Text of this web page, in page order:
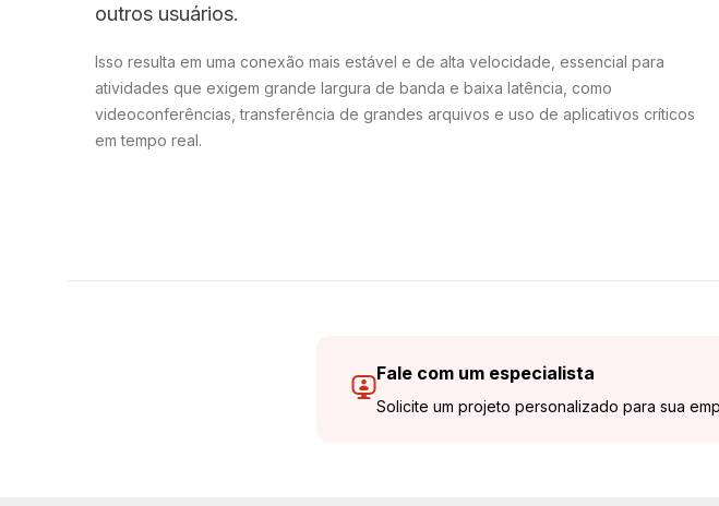
outros usuários.
Isso resulta em uma conexão mais estável e de alta velocidade, essencial para
atividades que exigem grande largura de banda e baixa latência, como
videoconferências, transferência de grandes arquivos e uso de aplicativos críticos
em tempo real.
Fale com um especialista
Solicite um projeto personalizado para sua